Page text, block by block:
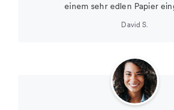
einem sehr edlen Papier
David S.